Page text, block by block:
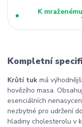
K
Kompletní
Krůtí tuk má
hovězího masa.
esenciálních
nezbytné pro udržení
hladiny cholesterolu v